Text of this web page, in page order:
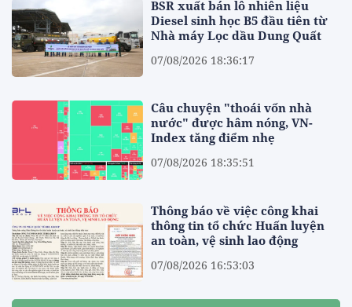
BSR xuất bán lô nhiên liệu
Diesel sinh học B5 đầu tiên từ
Nhà máy Lọc dầu Dung Quất
07/08/2026 18:36:17
Câu chuyện "thoái vốn nhà
nước" được hâm nóng, VN-
Index tăng điểm nhẹ
07/08/2026 18:35:51
Thông báo về việc công khai
thông tin tổ chức Huấn luyện
an toàn, vệ sinh lao động
07/08/2026 16:53:03